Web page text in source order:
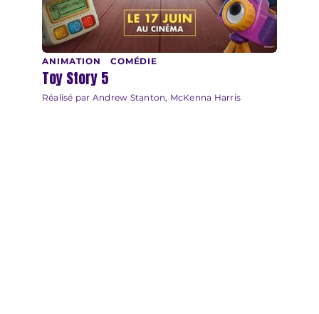
Toy Story 5
ANIMATION COMÉDIE
Réalisé par Andrew Stanton, McKenna Harris